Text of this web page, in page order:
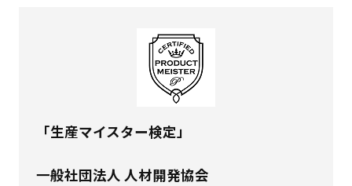
「生産マイスター検定」
一般社団法人 人材開発協会